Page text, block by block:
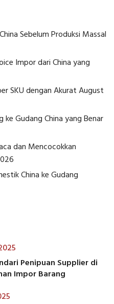
Sebelum Produksi Massal
Impor dari China yang
SKU dengan AkuratAugust
Gudang China yang Benar
dan Mencocokkan
China ke Gudang
Penipuan Supplier di
Impor Barang